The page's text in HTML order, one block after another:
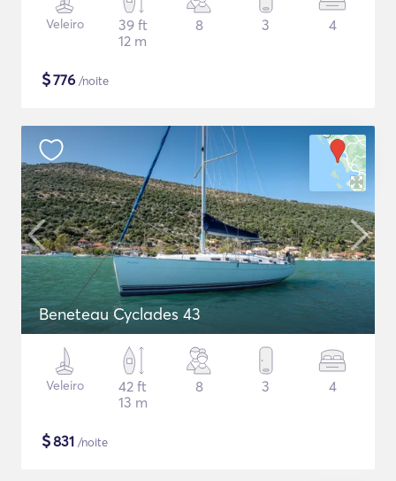
Veleiro
39 ft
12 m
8 3 4
$776 /noite
Beneteau Cyclades 43
Veleiro
42 ft
13 m
8 3 4
$831 /noite